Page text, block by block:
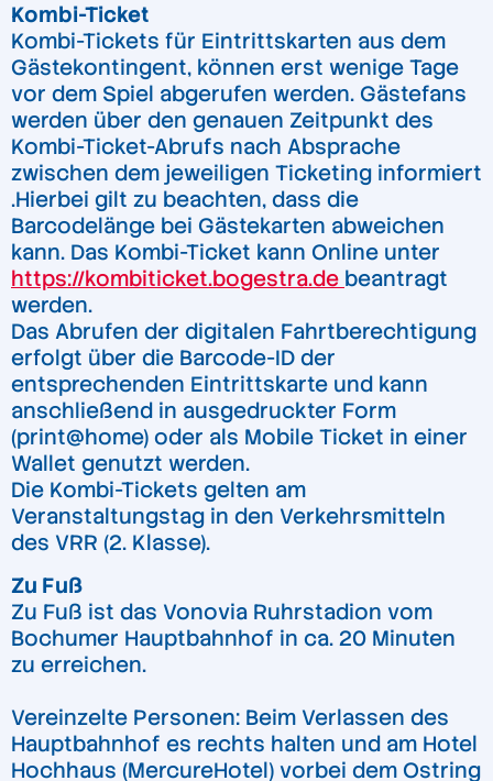
Kombi-Ticket
Kombi-Tickets für Eintrittskarten aus dem
Gästekontingent, können erst wenige Tage
vor dem Spiel abgerufen werden. Gästefans
werden über den genauen Zeitpunkt des
Kombi-Ticket-Abrufs nach Absprache
zwischen dem jeweiligen Ticketing informiert
.Hierbei gilt zu beachten, dass die
Barcodelänge bei Gästekarten abweichen
kann. Das Kombi-Ticket kann Online unter
https://kombiticket.bogestra.de beantragt
werden.
Das Abrufen der digitalen Fahrtberechtigung
erfolgt über die Barcode-ID der
entsprechenden Eintrittskarte und kann
anschließend in ausgedruckter Form
(print@home) oder als Mobile Ticket in einer
Wallet genutzt werden.
Die Kombi-Tickets gelten am
Veranstaltungstag in den Verkehrsmitteln
des VRR (2. Klasse).
Zu Fuß
Zu Fuß ist das Vonovia Ruhrstadion vom
Bochumer Hauptbahnhof in ca. 20 Minuten
zu erreichen.
Vereinzelte Personen: Beim Verlassen des
Hauptbahnhof es rechts halten und am Hotel
Hochhaus (MercureHotel) vorbei dem Ostring